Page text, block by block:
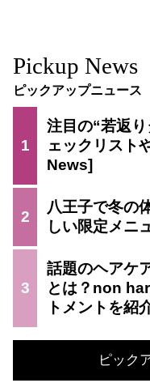
Pickup News
ピックアップニュース
1
注目の“若返
ェックリスト
2
八王子で冬の
しい限定メニ
3
話題のヘアケ
とは？non
トメントを紹
ピック